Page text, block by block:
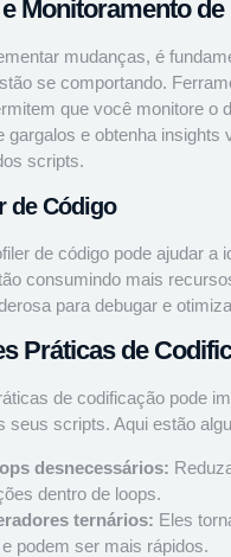
Monitoramento
mudanças, é
se comportando.
que você monitore o
gargalos e obtenha insights
scripts.
de Código
de código pode ajudar a
consumindo mais
para debugar e
Práticas de
de codificação pode
seus scripts. Aqui estão
desnecessários:
dentro de loops.
ternários: Eles
podem ser mais rápidos.